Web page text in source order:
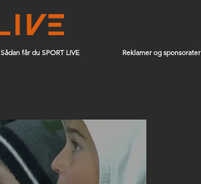
Sådan får du SPORT LIVE Reklamer og sponsorater